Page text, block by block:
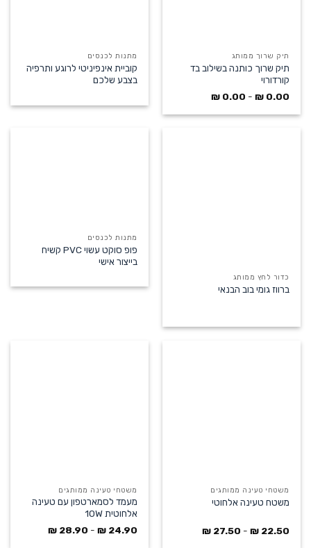
תיק שרוך ממותג
תיק שרוך כותנה בשילוב בד
קורדורוי
0.00
₪
-
0.00
₪
מתנות לכנסים
קוביית אינפיניטי לרוגע ותרפיה
בצבע שלכם
כדור לחץ ממותג
ברווז גומי בוב הבנאי
מתנות לכנסים
פופ סוקט עשוי PVC קשיח
בייצור אישי
משטחי טעינה ממותגים
משטח טעינה אלחוטי
22.50
₪
-
27.50
₪
משטחי טעינה ממותגים
מעמד לסמארטפון עם טעינה
אלחוטית 10W
24.90
₪
-
28.90
₪